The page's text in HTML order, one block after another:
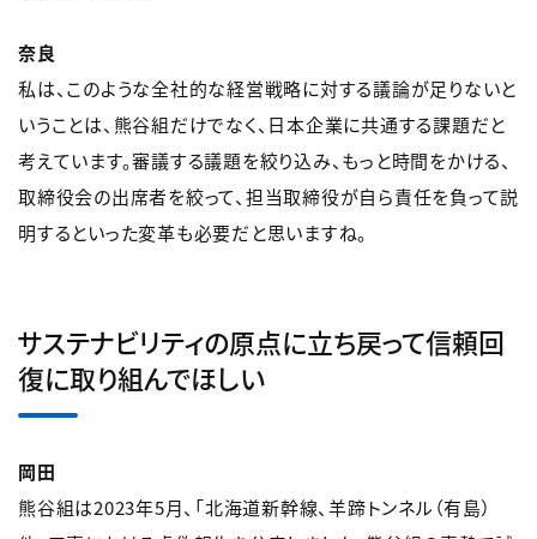
奈良
私は、このような全社的な経営戦略に対する議論が足りないと
いうことは、熊谷組だけでなく、日本企業に共通する課題だと
考えています。審議する議題を絞り込み、もっと時間をかける、
取締役会の出席者を絞って、担当取締役が自ら責任を負って説
明するといった変革も必要だと思いますね。
サステナビリティの原点に立ち戻って信頼回
復に取り組んでほしい
岡田
熊谷組は2023年5月、「北海道新幹線、羊蹄トンネル（有島）